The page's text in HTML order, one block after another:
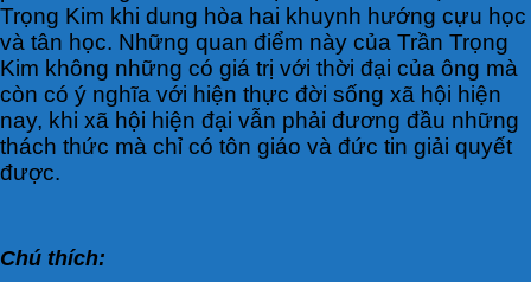
Trọng Kim khi dung hòa hai khuynh hướng cựu học
và tân học. Những quan điểm này của Trần Trọng
Kim không những có giá trị với thời đại của ông mà
còn có ý nghĩa với hiện thực đời sống xã hội hiện
nay, khi xã hội hiện đại vẫn phải đương đầu những
thách thức mà chỉ có tôn giáo và đức tin giải quyết
được.
Chú thích: